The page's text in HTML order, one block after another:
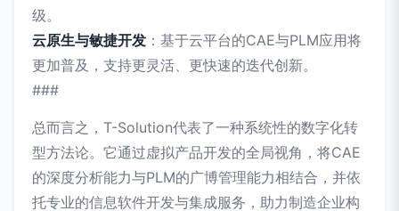
级。
云原生与敏捷开发 ：基于云平台的CAE与PLM应用将
更加普及，支持更灵活、更快速的迭代创新。
###
总而言之，T-Solution代表了一种系统性的数字化转
型方法论。它通过虚拟产品开发的全局视角，将CAE
的深度分析能力与PLM的广博管理能力相结合，并依
托专业的信息软件开发与集成服务，助力制造企业构